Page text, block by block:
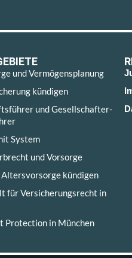
und Vermögensplanung
kündigen
und Gesellschafter-
System
und Vorsorge
kündigen
für Versicherungsrecht in
Protection in München